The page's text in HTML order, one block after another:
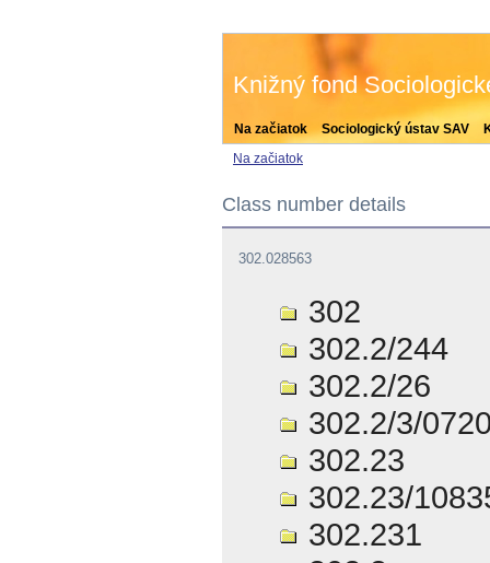
Na začiatok Sociologický ústav SAV
Knižný fond
Na začiatok
Class number details
302.028563
302
302.2/244
302.2/26
302.2/3/
302.23
302.23/
302.231